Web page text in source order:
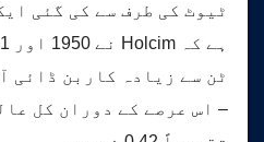
ٹیوٹ کی طرف سے کی گئی
ٹن سے زیادہ کاربن ڈائی
– اس عرصے کے دوران کل